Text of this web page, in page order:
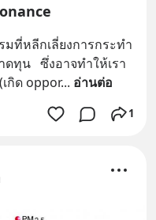
ที่หลีกเลี่ยงการกระทำ
ดทุน   ซึ่งอาจทำให้เรา
กิด oppor... อ่านต่อ
1